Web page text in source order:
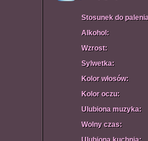
Stosunek do
Alkohol:
Wzrost:
Sylwetka:
Kolor włosów:
Kolor oczu:
Ulubiona muzyka:
Wolny czas: